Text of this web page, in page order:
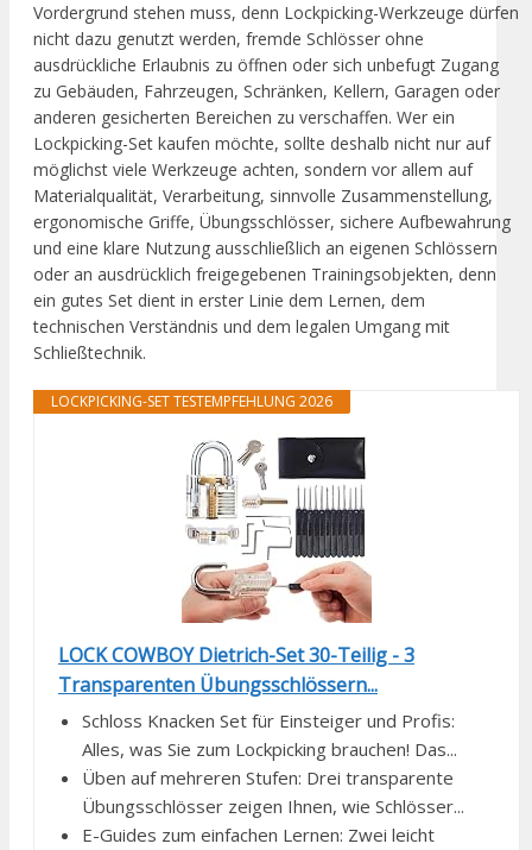
Vordergrund stehen muss, denn Lockpicking-Werkzeuge dürfen
nicht dazu genutzt werden, fremde Schlösser ohne
ausdrückliche Erlaubnis zu öffnen oder sich unbefugt Zugang
zu Gebäuden, Fahrzeugen, Schränken, Kellern, Garagen oder
anderen gesicherten Bereichen zu verschaffen. Wer ein
Lockpicking-Set kaufen möchte, sollte deshalb nicht nur auf
möglichst viele Werkzeuge achten, sondern vor allem auf
Materialqualität, Verarbeitung, sinnvolle Zusammenstellung,
ergonomische Griffe, Übungsschlösser, sichere Aufbewahrung
und eine klare Nutzung ausschließlich an eigenen Schlössern
oder an ausdrücklich freigegebenen Trainingsobjekten, denn
ein gutes Set dient in erster Linie dem Lernen, dem
technischen Verständnis und dem legalen Umgang mit
Schließtechnik.
LOCKPICKING-SET TESTEMPFEHLUNG 2026
LOCK COWBOY Dietrich-Set 30-Teilig - 3
Transparenten Übungsschlössern...
Schloss Knacken Set für Einsteiger und Profis:
Alles, was Sie zum Lockpicking brauchen! Das...
Üben auf mehreren Stufen: Drei transparente
Übungsschlösser zeigen Ihnen, wie Schlösser...
E-Guides zum einfachen Lernen: Zwei leicht